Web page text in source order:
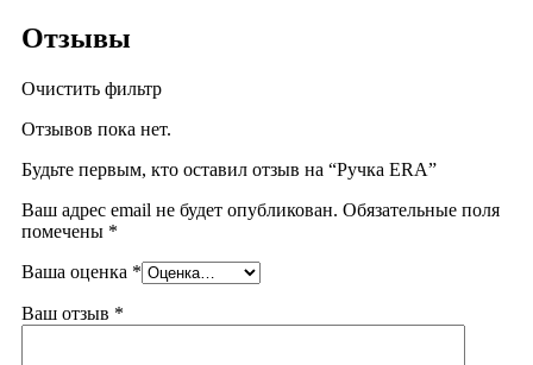
Отзывы
Очистить фильтр
Отзывов пока нет.
Будьте первым, кто оставил отзыв на “Ручка ERA”
Ваш адрес email не будет опубликован. Обязательные поля
помечены *
Ваша оценка *
Ваш отзыв *